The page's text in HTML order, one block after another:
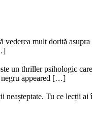
mult dorită
un thriller psihologic
negru appeared […]
Tu ce lecții